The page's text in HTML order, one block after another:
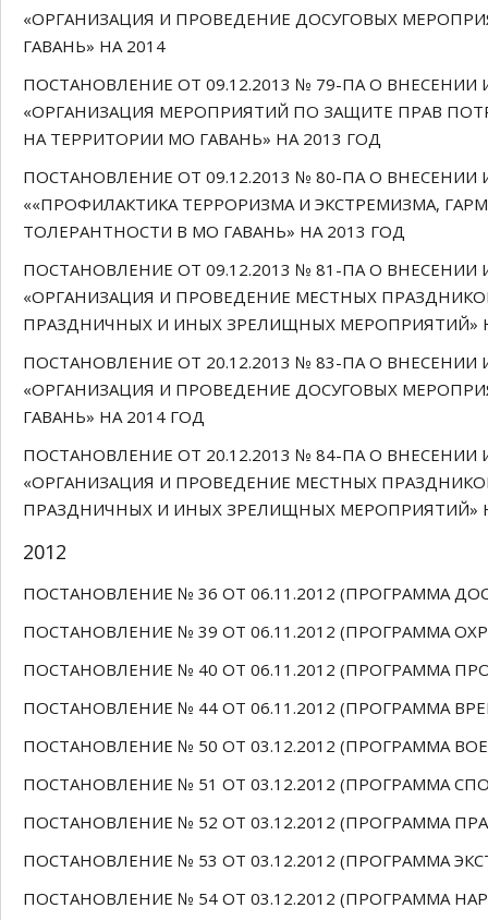
«ОРГАНИЗАЦИЯ И ПРОВЕДЕНИЕ ДОСУГОВЫХ
ГАВАНЬ» НА 2014
ПОСТАНОВЛЕНИЕ ОТ 09.12.2013 № 79-ПА О
«ОРГАНИЗАЦИЯ МЕРОПРИЯТИЙ ПО ЗАЩИТЕ ПРАВ
НА ТЕРРИТОРИИ МО ГАВАНЬ» НА 2013 ГОД
ПОСТАНОВЛЕНИЕ ОТ 09.12.2013 № 80-ПА О
««ПРОФИЛАКТИКА ТЕРРОРИЗМА И ЭКСТРЕМИЗМА,
ТОЛЕРАНТНОСТИ В МО ГАВАНЬ» НА 2013 ГОД
ПОСТАНОВЛЕНИЕ ОТ 09.12.2013 № 81-ПА О
«ОРГАНИЗАЦИЯ И ПРОВЕДЕНИЕ МЕСТНЫХ
ПРАЗДНИЧНЫХ И ИНЫХ ЗРЕЛИЩНЫХ МЕРОПРИЯТИЙ»
ПОСТАНОВЛЕНИЕ ОТ 20.12.2013 № 83-ПА О
«ОРГАНИЗАЦИЯ И ПРОВЕДЕНИЕ ДОСУГОВЫХ
ГАВАНЬ» НА 2014 ГОД
ПОСТАНОВЛЕНИЕ ОТ 20.12.2013 № 84-ПА О
«ОРГАНИЗАЦИЯ И ПРОВЕДЕНИЕ МЕСТНЫХ
ПРАЗДНИЧНЫХ И ИНЫХ ЗРЕЛИЩНЫХ МЕРОПРИЯТИЙ»
2012
ПОСТАНОВЛЕНИЕ № 36 ОТ 06.11.2012 (ПРОГРАММА
ПОСТАНОВЛЕНИЕ № 39 ОТ 06.11.2012 (ПРОГРАММА
ПОСТАНОВЛЕНИЕ № 40 ОТ 06.11.2012 (ПРОГРАММА
ПОСТАНОВЛЕНИЕ № 44 ОТ 06.11.2012 (ПРОГРАММА
ПОСТАНОВЛЕНИЕ № 50 ОТ 03.12.2012 (ПРОГРАММА
ПОСТАНОВЛЕНИЕ № 51 ОТ 03.12.2012 (ПРОГРАММА
ПОСТАНОВЛЕНИЕ № 52 ОТ 03.12.2012 (ПРОГРАММА
ПОСТАНОВЛЕНИЕ № 53 ОТ 03.12.2012 (ПРОГРАММА
ПОСТАНОВЛЕНИЕ № 54 ОТ 03.12.2012 (ПРОГРАММА